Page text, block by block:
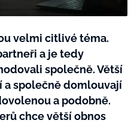
PRODUKTŮ MANA (10 ks)
velmi citlivé téma.
a je tedy
společně. Větší
a společně domlouvají
a podobně.
chce větší obnos